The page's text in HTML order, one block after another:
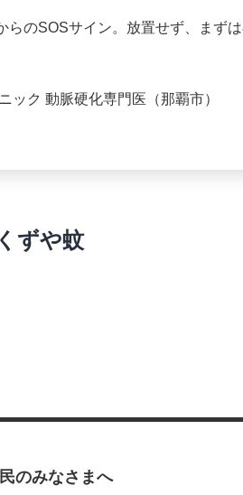
のSOSサイン。放置せず、まず
ク 動脈硬化専門医（那覇市）
ずや蚊
のみなさまへ